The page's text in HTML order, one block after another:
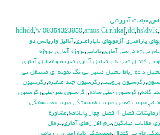
اس,مباحث آموزشي
,\v,09351323950,amos,Ci nhka[ ,dd,hs\dvlk,
پارامتری,آزمونهای ناپارامتری,آنالیز واریانس دو
پروژه درسی آماری,پایایی,پروژه آماری,پروژه
بی کندال,تجزیه و تحلیل آماری,تجزیه و تحلیل آماری
داده رباط,تحلیل مسیر ,تی تک نمونه ای مستقل,تی
,رگرسیون پروبیت,رگرسیون چند متغیره,رگرسیون
گانه,رگرسیون خطی ساده,رگرسیون غیرخطی,رگرسیون
,ضریب تعیین,ضریب همبستگی,ضریب همبستگی
,فصل 4 ,فصل چهار پایانامه,مشاوره
مقالات,میانگین,نرم افزارهای آماری,نرمال